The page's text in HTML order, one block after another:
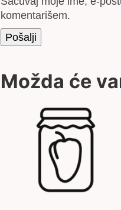
komentarišem.
Možda će